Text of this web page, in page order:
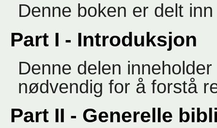
Denne boken er delt
Part I - Introduksjon
Denne delen
nødvendig for å forstå
Part II - Generelle